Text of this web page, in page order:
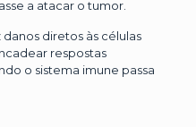
a atacar o tumor.
diretos às células
respostas
o sistema imune passa